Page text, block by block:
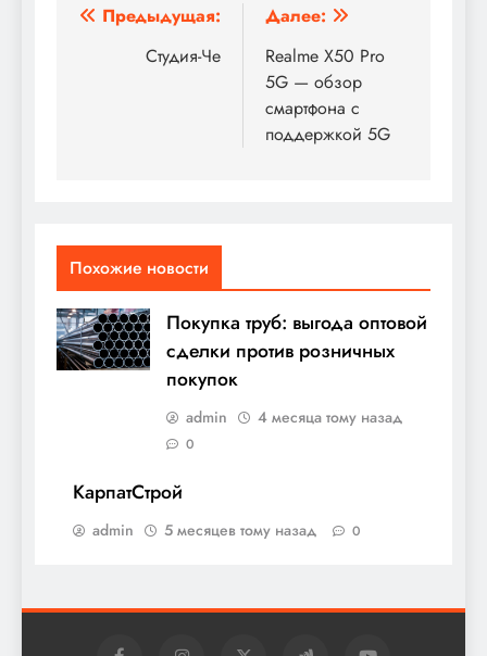
Навигация
Предыдущая:
Студия-Че
Далее:
Realme X50 Pro
5G — обзор
смартфона с
поддержкой 5G
Похожие новости
Покупка труб: выгода оптовой
сделки против розничных
покупок
admin 4 месяца тому назад
0
КарпатСтрой
admin 5 месяцев тому назад 0